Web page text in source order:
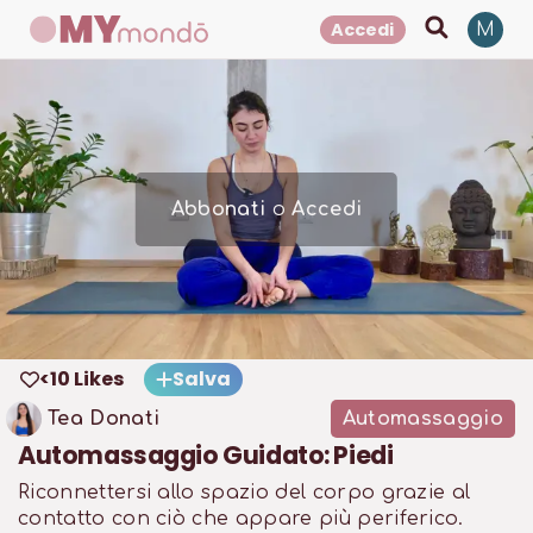
Accedi M
Abbonati oAccedi
<10 Likes Salva
Tea Donati Automassaggio
Automassaggio Guidato: Piedi
Riconnettersi allo spazio del corpo grazie al
contatto con ciò che appare più periferico.